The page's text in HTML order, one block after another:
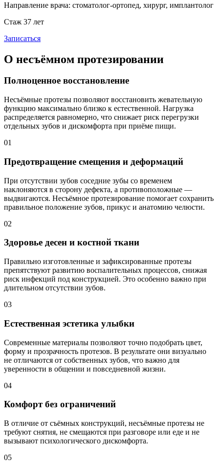
Направление врача: стоматолог-ортопед, хирург, имплантолог
Стаж 37 лет
Записаться
О несъёмном протезировании
Полноценное восстановление
Несъёмные протезы позволяют восстановить жевательную
функцию максимально близко к естественной. Нагрузка
распределяется равномерно, что снижает риск перегрузки
отдельных зубов и дискомфорта при приёме пищи.
01
Предотвращение смещения и деформаций
При отсутствии зубов соседние зубы со временем
наклоняются в сторону дефекта, а противоположные —
выдвигаются. Несъёмное протезирование помогает сохранить
правильное положение зубов, прикус и анатомию челюсти.
02
Здоровье десен и костной ткани
Правильно изготовленные и зафиксированные протезы
препятствуют развитию воспалительных процессов, снижая
риск инфекций под конструкцией. Это особенно важно при
длительном отсутствии зубов.
03
Естественная эстетика улыбки
Современные материалы позволяют точно подобрать цвет,
форму и прозрачность протезов. В результате они визуально
не отличаются от собственных зубов, что важно для
уверенности в общении и повседневной жизни.
04
Комфорт без ограничений
В отличие от съёмных конструкций, несъёмные протезы не
требуют снятия, не смещаются при разговоре или еде и не
вызывают психологического дискомфорта.
05